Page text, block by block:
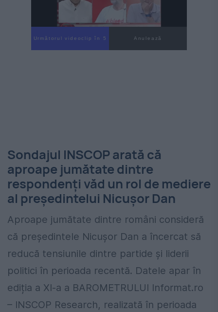
Următorul videoclip în 3 Anulează
Sondajul INSCOP arată că
aproape jumătate dintre
respondenți văd un rol de mediere
al președintelui Nicușor Dan
Aproape jumătate dintre români consideră
că președintele Nicușor Dan a încercat să
reducă tensiunile dintre partide și liderii
politici în perioada recentă. Datele apar în
ediția a XI-a a BAROMETRULUI Informat.ro
– INSCOP Research, realizată în perioada